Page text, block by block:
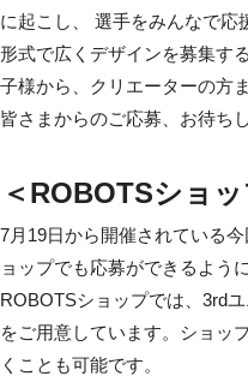
に起こし、 選手をみんなで
形式で広くデザインを募集す
子様から、クリエーターの方
皆さまからのご応募、お待ち
＜ROBOTSショ
7月19日から開催されている
ョップでも応募ができるよう
ROBOTSショップでは、3rd
をご用意しています。ショッ
くことも可能です。